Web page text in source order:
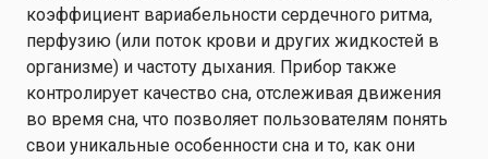
коэффициент вариабельности сердечного ритма,
перфузию (или поток крови и других жидкостей в
организме) и частоту дыхания. Прибор также
контролирует качество сна, отслеживая движения
во время сна, что позволяет пользователям понять
свои уникальные особенности сна и то, как они